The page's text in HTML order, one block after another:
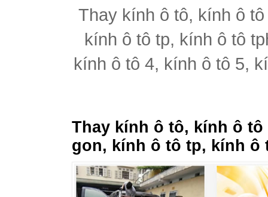
Thay kính ô tô, kính ô
kính ô tô tp, kính ô tô
kính ô tô 4, kính ô tô 5,
Thay kính ô tô, kính ô
gon, kính ô tô tp, kính ô